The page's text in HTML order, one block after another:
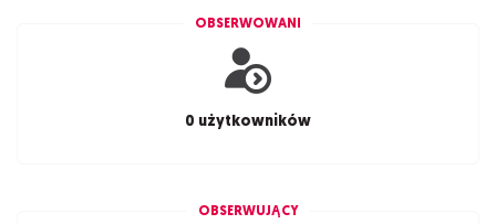
OBSERWOWANI
0 użytkowników
OBSERWUJĄCY